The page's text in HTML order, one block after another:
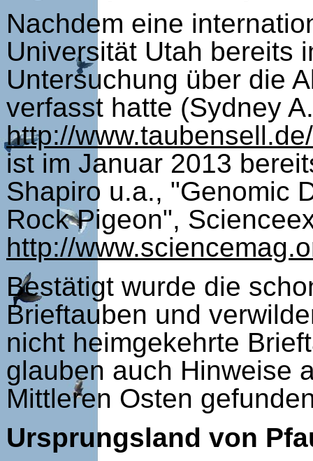
Nachdem eine
Universität Utah bereits
Untersuchung über die
verfasst hatte (Sydney
http://
ist im Januar 2013
Shapiro u.a., "Genomic
Rock Pigeon",
http://
Bestätigt wurde die
Brieftauben und
nicht heimgekehrte
glauben auch Hinweise
Mittleren Osten
Ursprungsland von